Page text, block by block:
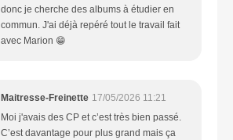
donc je cherche des albums à étudier en
commun. J'ai déjà repéré tout le travail fait
avec Marion 😁
Maitresse-Freinette 17/05/2026 11:21
Moi j'avais des CP et c’est très bien passé.
C’est davantage pour plus grand mais ça